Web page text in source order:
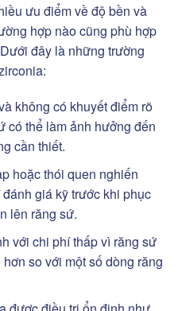
ưu điểm về độ bền và
hợp nào cũng phù hợp
đây là những trường
không có khuyết điểm rõ
có thể làm ảnh hưởng đến
cần thiết.
hoặc thói quen nghiến
giá kỹ trước khi phục
lên răng sứ.
với chi phí thấp vì răng sứ
so với một số dòng răng